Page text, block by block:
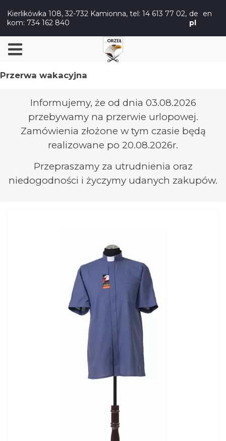
Kierlikówka 108, 32-732 Kamionna, tel: 14 613 77 02,
kom: 734 162 840
de
en
pl
Przerwa wakacyjna
Informujemy, że od dnia 03.08.2026
przebywamy na przerwie urlopowej.
Zamówienia złożone w tym czasie będą
realizowane po 20.08.2026r.
Przepraszamy za utrudnienia oraz
niedogodności i życzymy udanych zakupów.